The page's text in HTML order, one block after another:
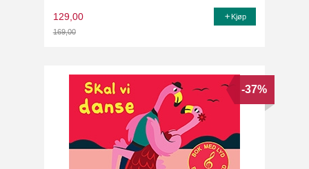
129,00
169,00
Kjøp
-37%